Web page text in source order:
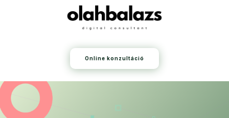
Online konzultáció